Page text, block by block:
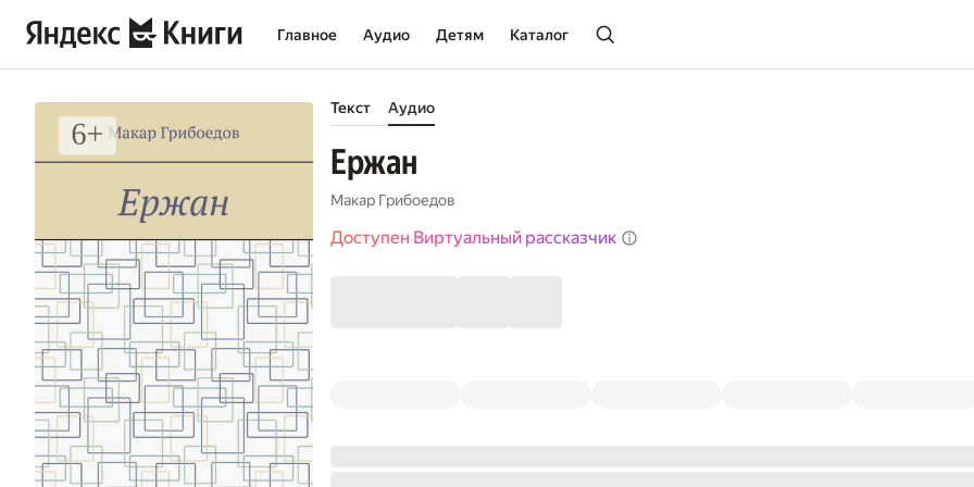
Главное Аудио Детям Каталог
Текст Аудио
Ержан
Макар Грибоедов
Доступен Виртуальный рассказчик